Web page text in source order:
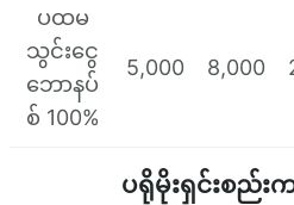
ပထမ
သွင်းငွေ
ဘောနပ်
စ် 100%
5,000 8,000
ပရိုမိုးရှင်းစည်းက